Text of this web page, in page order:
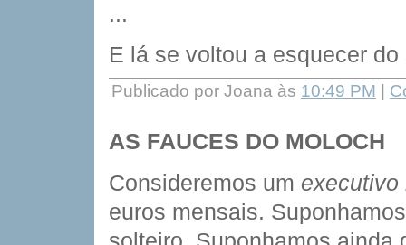
...
E lá se voltou a esquecer
Publicado por Joana às 10:49 PM
AS FAUCES DO MOLOCH
Consideremos um executivo
euros mensais.